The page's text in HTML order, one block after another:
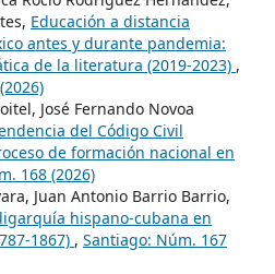
Educación a distancia
antes y durante pandemia:
de la literatura (2019-2023) ,
José Fernando Novoa
del Código Civil
de formación nacional en
168 (2026)
Juan Antonio Barrio Barrio,
hispano-cubana en
1867) , Santiago: Núm. 167